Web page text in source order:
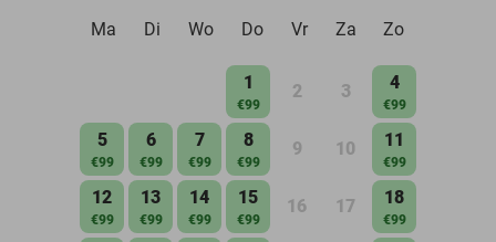
Ma
Di Wo Do Vr Za Zo
1
€99
2 3 4
€99
5
€99
6
€99
7
€99
8
€99
9 10 11
€99
12
€99
13
€99
14
€99
15
€99
16 17 18
€99